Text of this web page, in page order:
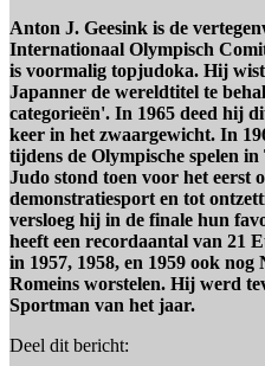
Anton J. Geesink is de
Internationaal Olympisch
is voormalig topjudoka. Hij wist
Japanner de wereldtitel te
categorieën'. In 1965 deed hij
keer in het zwaargewicht. In
tijdens de Olympische spelen
Judo stond toen voor het eerst
demonstratiesport en tot
versloeg hij in de finale hun
heeft een recordaantal van 21
in 1957, 1958, en 1959 ook
Romeins worstelen. Hij werd
Sportman van het jaar.
Deel dit bericht: